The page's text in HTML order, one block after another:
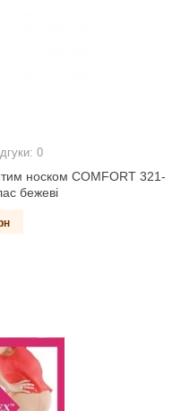
0
носком COMFORT 321-
бежеві